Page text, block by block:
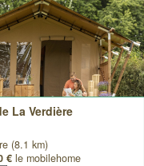
La Verdière
(8.1 km)
€ le mobilehome